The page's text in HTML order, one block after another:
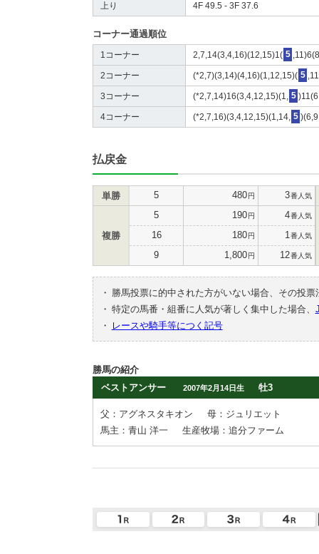
上り 4F 49.5 - 3F 37.6
コーナー通過順位
1コーナー 2,7,14(3,4,16)(12,15)1( 5
2コーナー (*2,7)(3,14)(4,16)(1,12,15)( 5
3コーナー (*2,7,14)16(3,4,12,15)(1, 5
4コーナー (*2,7,16)(3,4,12,15)(1,14, 5
払戻金
単勝 5 480円 3番人気
複勝
5 190円 4番人気
16 180円 1 番人気
9 1,800円 12番人気
・
勝馬投票に的中された方がいない場合、その投
・ 特定の馬番・組番に人気が著しく集中した場合、
・
レースや騎手等につく記号
勝馬の紹介
ベストアンサー
2007年2月14日生 牡3
父：アグネスタキオン
母：ジュリエット
馬主：青山 洋一
生産牧場：追分ファーム